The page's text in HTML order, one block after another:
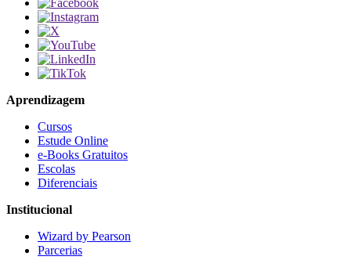
Aprendizagem
Cursos
Estude Online
e-Books Gratuitos
Escolas
Diferenciais
Institucional
Wizard by Pearson
Parcerias